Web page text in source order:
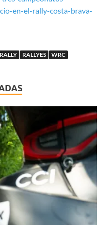
en-el-rally-costa-brava-
RALLY RALLYES WRC